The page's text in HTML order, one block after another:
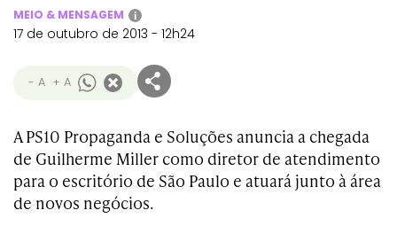
MEIO & MENSAGEM i
17 de outubro de 2013 - 12h24
- A + A
A PS10 Propaganda e Soluções anuncia a chegada
de Guilherme Miller como diretor de atendimento
para o escritório de São Paulo e atuará junto à área
de novos negócios.